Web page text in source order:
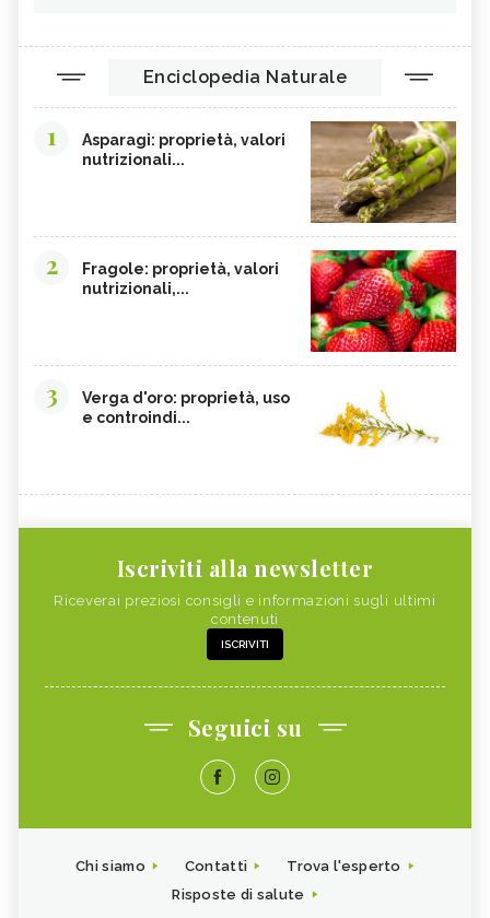
Enciclopedia Naturale
1
Asparagi: proprietà, valori
nutrizionali...
2
Fragole: proprietà, valori
nutrizionali,...
3
Verga d'oro: proprietà, uso
e controindi...
Iscriviti alla newsletter
Riceverai preziosi consigli e informazioni sugli ultimi
contenuti
ISCRIVITI
Seguici su
Chi siamo Contatti
Trova l'esperto
Risposte di salute